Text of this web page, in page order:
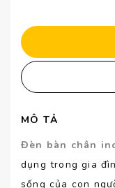
MÔ TẢ
Đèn bàn chân
dụng trong gia
sống của con